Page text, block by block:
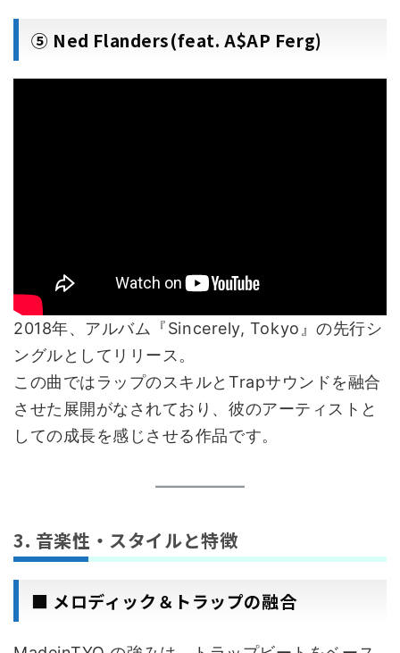
⑤ Ned Flanders(feat. A$AP Ferg)
2018年、アルバム『Sincerely, Tokyo』の先行シ
ングルとしてリリース。
この曲ではラップのスキルとTrapサウンドを融合
させた展開がなされており、彼のアーティストと
しての成長を感じさせる作品です。
3. 音楽性・スタイルと特徴
■ メロディック＆トラップの融合